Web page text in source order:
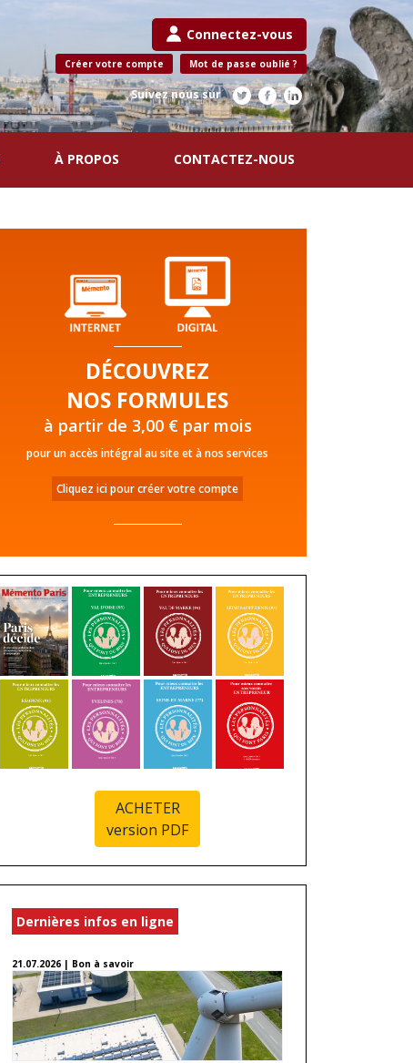
Connectez-vous
Créer votre compte Mot de passe oublié ?
Suivez nous sur
À PROPOS CONTACTEZ-NOUS
DÉCOUVREZ
NOS FORMULES
à partir de 3,00 € par mois
pour un accès intégral au site et à nos services
Cliquez ici pour créer votre compte
ACHETER
version PDF
Dernières infos en ligne
21.07.2026 | Bon à savoir